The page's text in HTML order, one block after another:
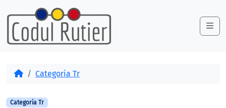
Skip to content
Skip to footer
AcasăCategoria Tr
Categoria Tr